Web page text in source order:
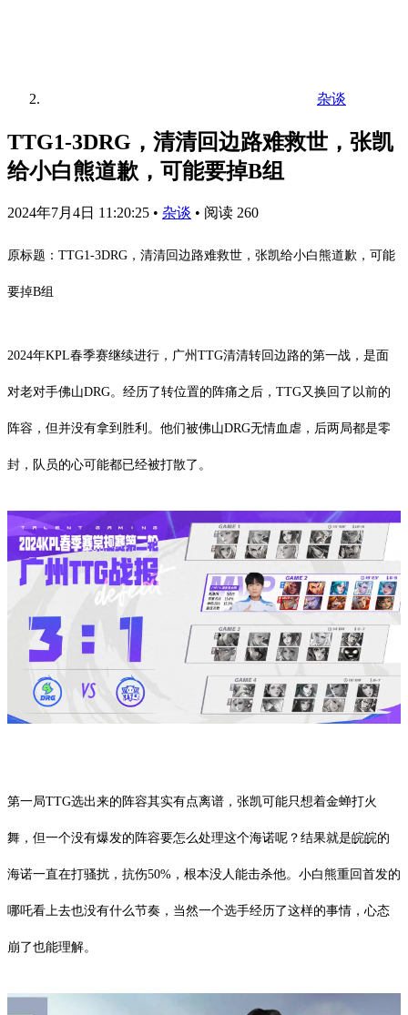
杂谈
TTG1-3DRG，清清回边路难救世，张凯
给小白熊道歉，可能要掉B组
2024年7月4日 11:20:25 • 杂谈 • 阅读 260
原标题：TTG1-3DRG，清清回边路难救世，张凯给小白熊道歉，可能
要掉B组
2024年KPL春季赛继续进行，广州TTG清清转回边路的第一战，是面
对老对手佛山DRG。经历了转位置的阵痛之后，TTG又换回了以前的
阵容，但并没有拿到胜利。他们被佛山DRG无情血虐，后两局都是零
封，队员的心可能都已经被打散了。
第一局TTG选出来的阵容其实有点离谱，张凯可能只想着金蝉打火
舞，但一个没有爆发的阵容要怎么处理这个海诺呢？结果就是皖皖的
海诺一直在打骚扰，抗伤50%，根本没人能击杀他。小白熊重回首发的
哪吒看上去也没有什么节奏，当然一个选手经历了这样的事情，心态
崩了也能理解。